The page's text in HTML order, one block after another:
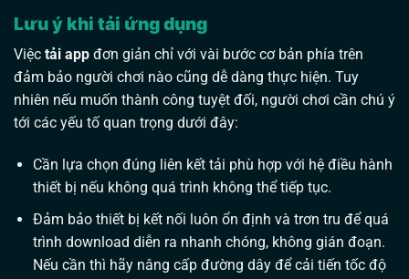
Lưu ý khi tải ứng dụng
Việc tải app đơn giản chỉ với vài bước cơ bản phía trên
đảm bảo người chơi nào cũng dễ dàng thực hiện. Tuy
nhiên nếu muốn thành công tuyệt đối, người chơi cần chú ý
tới các yếu tố quan trọng dưới đây:
Cần lựa chọn đúng liên kết tải phù hợp với hệ điều hành
thiết bị nếu không quá trình không thể tiếp tục.
Đảm bảo thiết bị kết nối luôn ổn định và trơn tru để quá
trình download diễn ra nhanh chóng, không gián đoạn.
Nếu cần thì hãy nâng cấp đường dây để cải tiến tốc độ